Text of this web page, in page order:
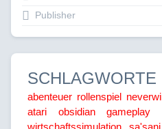
Publisher
SCHLAGWORTE
abenteuer rollenspiel
atari
obsidian gameplay
wirtschaftssimulation
sa'sani